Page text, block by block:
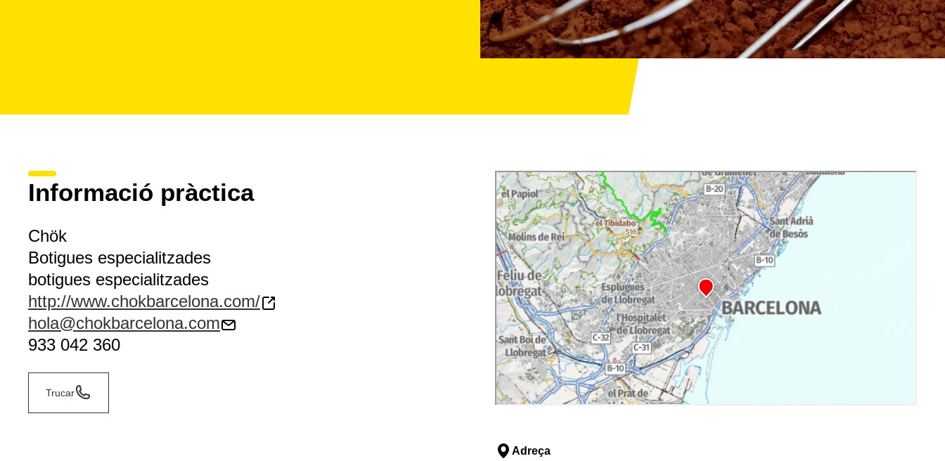
Informació pràctica
Chök
Botigues especialitzades
botigues especialitzades
http://www.chokbarcelona.com/
hola@chokbarcelona.com
933 042 360
Trucar
Adreça